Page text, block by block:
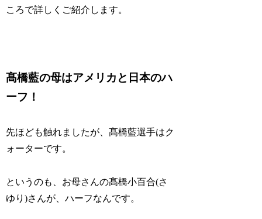
ころで詳しくご紹介します。
髙橋藍の母はアメリカと日本のハ
ーフ！
先ほども触れましたが、髙橋藍選手はク
ォーターです。
というのも、お母さんの髙橋小百合(さ
ゆり)さんが、ハーフなんです。